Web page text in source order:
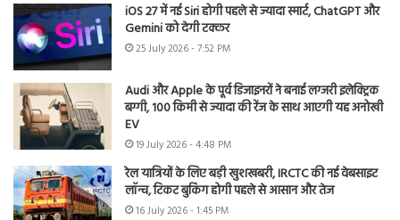
iOS 27 में नई Siri होगी पहले से ज्यादा स्मार्ट, ChatGPT और
Gemini को देगी टक्कर
25 July 2026 - 7:52 PM
Audi और Apple के पूर्व डिजाइनरों ने बनाई लग्जरी इलेक्ट्रिक
बग्गी, 100 किमी से ज्यादा की रेंज के साथ आएगी यह अनोखी
EV
19 July 2026 - 4:48 PM
रेल यात्रियों के लिए बड़ी खुशखबरी, IRCTC की नई वेबसाइट
लॉन्च, टिकट बुकिंग होगी पहले से आसान और तेज
16 July 2026 - 1:45 PM